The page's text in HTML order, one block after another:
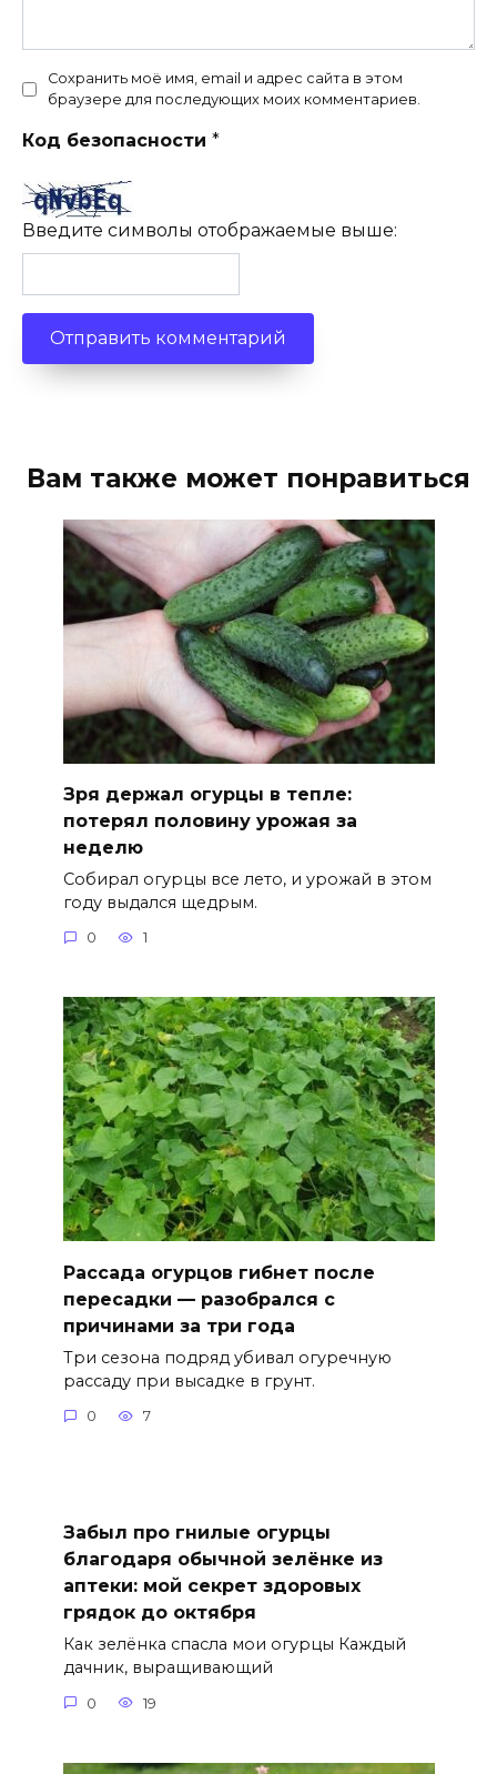
Сохранить моё имя, email и адрес сайта в этом
браузере для последующих моих комментариев.
Код безопасности *
Введите символы отображаемые выше:
Вам также может понравиться
Зря держал огурцы в тепле:
потерял половину урожая за
неделю
Собирал огурцы все лето, и урожай в этом
году выдался щедрым.
0 1
Рассада огурцов гибнет после
пересадки — разобрался с
причинами за три года
Три сезона подряд убивал огуречную
рассаду при высадке в грунт.
0 7
Забыл про гнилые огурцы
благодаря обычной зелёнке из
аптеки: мой секрет здоровых
грядок до октября
Как зелёнка спасла мои огурцы Каждый
дачник, выращивающий
0 19